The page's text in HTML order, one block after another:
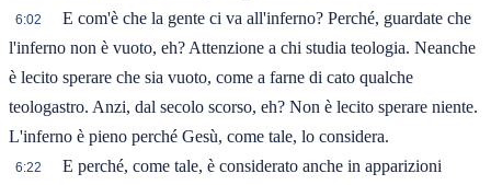
6:02
E com'è che la gente ci va all'inferno? Perché, guardate che
l'inferno non è vuoto, eh? Attenzione a chi studia teologia. Neanche
è lecito sperare che sia vuoto, come a farne di cato qualche
teologastro. Anzi, dal secolo scorso, eh? Non è lecito sperare niente.
L'inferno è pieno perché Gesù, come tale, lo considera.
6:22
E perché, come tale, è considerato anche in apparizioni